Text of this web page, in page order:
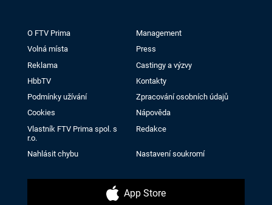
O FTV Prima
Management
Volná místa
Press
Reklama
Castingy a výzvy
HbbTV
Kontakty
Podmínky užívání
Zpracování osobních údajů
Cookies
Nápověda
Vlastník FTV Prima spol. s
r.o.
Redakce
Nahlásit chybu Nastavení soukromí
App Store